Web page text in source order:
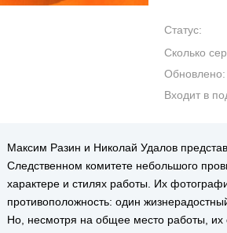
Статус:
Сколько
Обновлено:
Входит в
Максим Разин и Николай Удалов
Следственном комитете небольшого
характере и стилях работы. Их
противоположность: один
Но, несмотря на общее место работы, их